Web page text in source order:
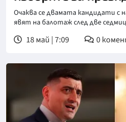
Очаква се двамата кандидати с
явят на балотаж след две
18 май | 7:09 0